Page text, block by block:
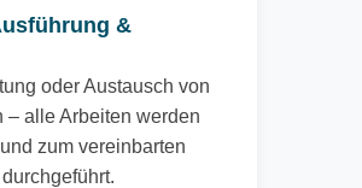
&
oder Austausch von
– alle Arbeiten werden
zum vereinbarten